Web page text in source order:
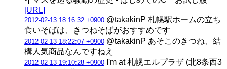
[URL]
2012-02-13 18:16:32 +0900 @takakinP 札幌駅ホームの立ち
食いそばは、きつねそばがおすすめです
2012-02-13 18:22:07 +0900 @takakinP あそこのきつね、結
構人気商品なんですねえ
2012-02-13 19:10:28 +0900 I'm at 札幌エルプラザ (北8条西3